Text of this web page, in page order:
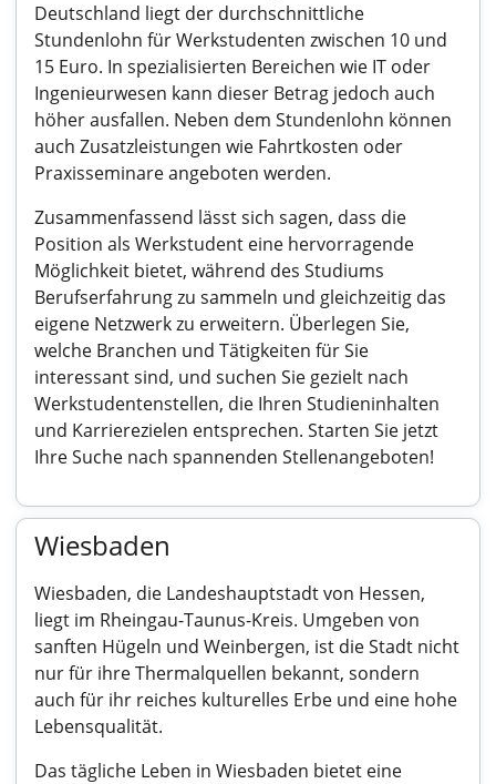
Deutschland liegt der durchschnittliche
Stundenlohn für Werkstudenten zwischen 10 und
15 Euro. In spezialisierten Bereichen wie IT oder
Ingenieurwesen kann dieser Betrag jedoch auch
höher ausfallen. Neben dem Stundenlohn können
auch Zusatzleistungen wie Fahrtkosten oder
Praxisseminare angeboten werden.
Zusammenfassend lässt sich sagen, dass die
Position als Werkstudent eine hervorragende
Möglichkeit bietet, während des Studiums
Berufserfahrung zu sammeln und gleichzeitig das
eigene Netzwerk zu erweitern. Überlegen Sie,
welche Branchen und Tätigkeiten für Sie
interessant sind, und suchen Sie gezielt nach
Werkstudentenstellen, die Ihren Studieninhalten
und Karrierezielen entsprechen. Starten Sie jetzt
Ihre Suche nach spannenden Stellenangeboten!
Wiesbaden
Wiesbaden, die Landeshauptstadt von Hessen,
liegt im Rheingau-Taunus-Kreis. Umgeben von
sanften Hügeln und Weinbergen, ist die Stadt nicht
nur für ihre Thermalquellen bekannt, sondern
auch für ihr reiches kulturelles Erbe und eine hohe
Lebensqualität.
Das tägliche Leben in Wiesbaden bietet eine